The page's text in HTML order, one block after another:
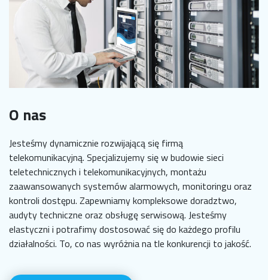
O nas
Jesteśmy dynamicznie rozwijającą się firmą
telekomunikacyjną. Specjalizujemy się w budowie sieci
teletechnicznych i telekomunikacyjnych, montażu
zaawansowanych systemów alarmowych, monitoringu oraz
kontroli dostępu. Zapewniamy kompleksowe doradztwo,
audyty techniczne oraz obsługę serwisową. Jesteśmy
elastyczni i potrafimy dostosować się do każdego profilu
działalności. To, co nas wyróżnia na tle konkurencji to jakość.